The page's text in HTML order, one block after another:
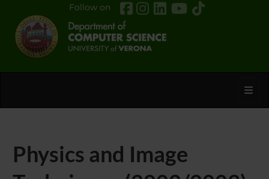
Follow on
Physics and Image